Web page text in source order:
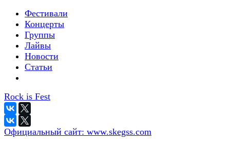
Фестивали
Концерты
Группы
Лайвы
Новости
Статьи
Rock is Fest
Официальный сайт: www.skegss.com